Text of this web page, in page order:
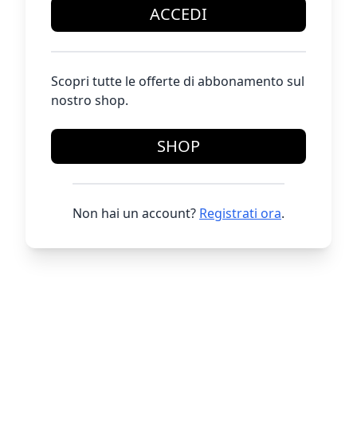
ACCEDI
Scopri tutte le offerte di abbonamento sul
nostro shop.
SHOP
Non hai un account? Registrati ora.